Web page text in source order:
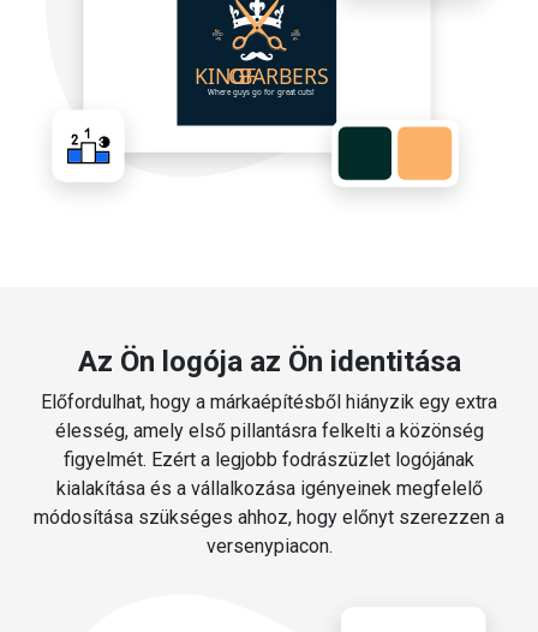
Az Ön logója az Ön identitása
Előfordulhat, hogy a márkaépítésből hiányzik egy extra
élesség, amely első pillantásra felkelti a közönség
figyelmét. Ezért a legjobb fodrászüzlet logójának
kialakítása és a vállalkozása igényeinek megfelelő
módosítása szükséges ahhoz, hogy előnyt szerezzen a
versenypiacon.